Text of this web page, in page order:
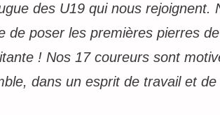
des U19 qui nous rejoignent.
de poser les premières pierres
! Nos 17 coureurs sont
dans un esprit de travail et